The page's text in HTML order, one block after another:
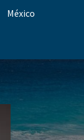
México